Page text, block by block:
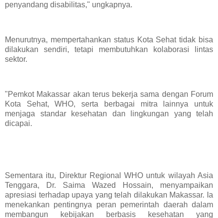
penyandang disabilitas," ungkapnya.
Menurutnya, mempertahankan status Kota Sehat tidak bisa
dilakukan sendiri, tetapi membutuhkan kolaborasi lintas
sektor.
"Pemkot Makassar akan terus bekerja sama dengan Forum
Kota Sehat, WHO, serta berbagai mitra lainnya untuk
menjaga standar kesehatan dan lingkungan yang telah
dicapai.
Sementara itu, Direktur Regional WHO untuk wilayah Asia
Tenggara, Dr. Saima Wazed Hossain, menyampaikan
apresiasi terhadap upaya yang telah dilakukan Makassar. Ia
menekankan pentingnya peran pemerintah daerah dalam
membangun kebijakan berbasis kesehatan yang